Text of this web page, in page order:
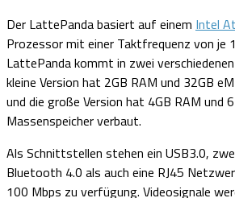
Der LattePanda basiert auf einem Intel
Prozessor mit einer Taktfrequenz von je
LattePanda kommt in zwei
kleine Version hat 2GB RAM und 32GB
und die große Version hat 4GB RAM und
Massenspeicher verbaut.
Als Schnittstellen stehen ein USB3.0,
Bluetooth 4.0 als auch eine RJ45
100 Mbps zu verfügung. Videosignale